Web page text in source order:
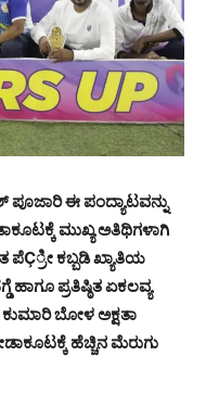
ಈ ಪಂದ್ಯಾಟವನ್ನು
ಮುಖ್ಯ ಅತಿಥಿಗಳಾಗಿ
ಪೆÇ್ರೀ ಕಬ್ಬಡಿ ಖ್ಯಾತಿಯ
ಹಾಗೂ ಪ್ರತಿಷ್ಠಿತ ಏಕಲವ್ಯ
ಕುಮಾರಿ ಬೋಳ ಅಕ್ಷತಾ
ಹೆಚ್ಚಿನ ಮೆರುಗು